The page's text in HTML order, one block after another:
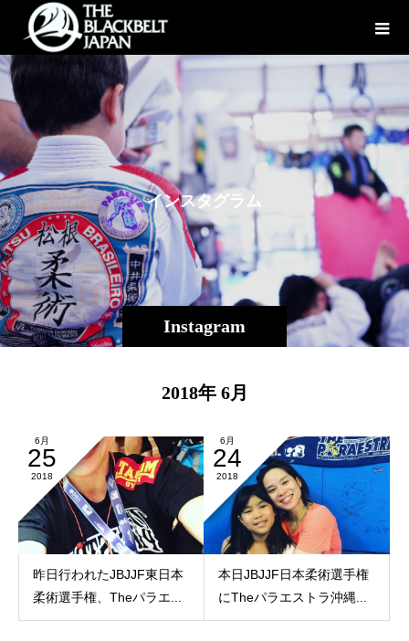
Instagram
インスタグラ ム
2018年 6月
6月
25
2018
昨日行われたJBJJF東日本
柔術選手権、Theパラエ...
6月
24
2018
本日JBJJF日本柔術選手権
にTheパラエストラ沖縄...